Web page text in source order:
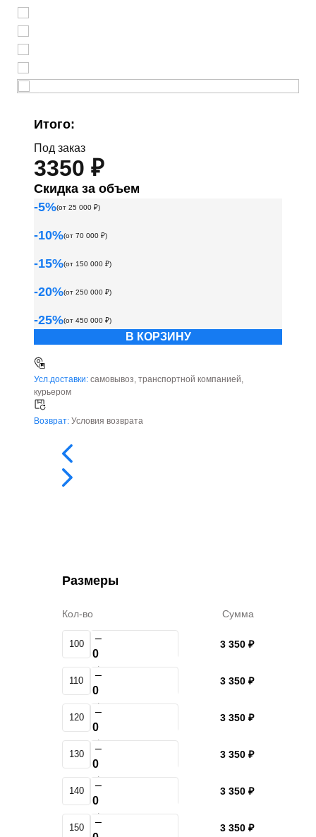
Размеры
Кол-во Сумма
100 –
+
3 350 ₽
110 –
+
3 350 ₽
120 –
+
3 350 ₽
130 –
+
3 350 ₽
140 –
+
3 350 ₽
150 – 3 350 ₽
Итого:
Под заказ
3350 ₽
Скидка за объем
-5%(от 25 000 ₽)
-10%(от 70 000 ₽)
-15%(от 150 000 ₽)
-20%(от 250 000 ₽)
-25%(от 450 000 ₽)
В КОРЗИНУ
Усл.доставки: самовывоз, транспортной компанией,
курьером
Возврат: Условия возврата